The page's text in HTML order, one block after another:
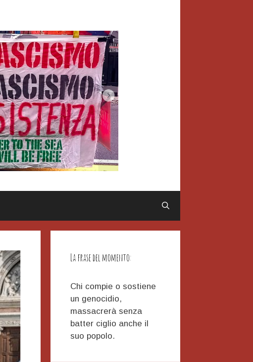
La frase del momento:
Chi compie o sostiene
un genocidio,
massacrerà senza
batter ciglio anche il
suo popolo.